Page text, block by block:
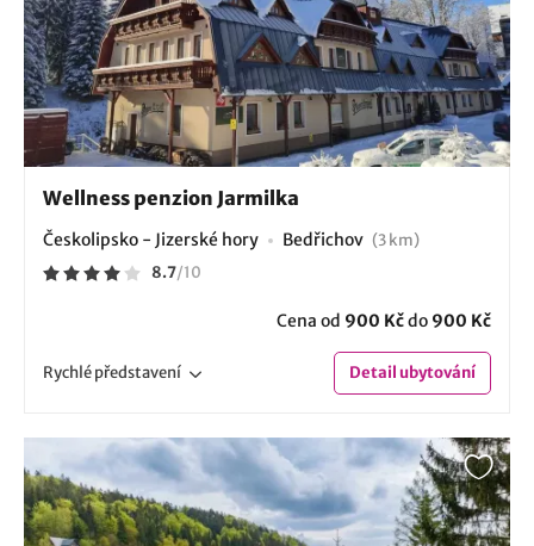
Wellness penzion Jarmilka
Českolipsko - Jizerské hory Bedřichov (3 km)
8.7/10
Cena od 900 Kčdo 900 Kč
Rychlépředstavení Detailubytování